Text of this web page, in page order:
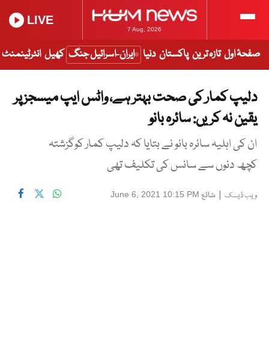
7 Aug, 2026
LIVE
صفحۂ اول تازہ ترین پاکستان دنیا ایران-اسرائیل جنگ کھیل انٹرٹینمنٹ
دلیپ کمار کی صحت بہتر ہے، واٹس ایپ میسجز پر
یقین نہ کریں: سائرہ بانو
ان کی اہلیہ سائرہ بانو نے بتایا کہ دلیپ کمار کوگزشتہ
کچھ دنوں سے سانس کی تکلیف تھی
ویب ڈیسک | شائع June 6, 2021 10:15 PM